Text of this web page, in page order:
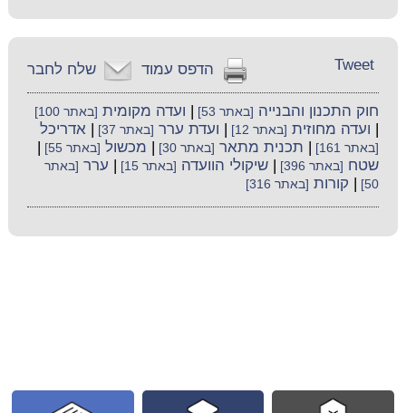
שלח לחבר הדפס עמוד Tweet
חוק התכנון והבנייה [באתר 53] ועדה מקומית [באתר 100]
ועדה מחוזית [באתר 12] ועדת ערר [באתר 37] |אדריכל
[באתר 161] תכנית מתאר [באתר 30] מכשול [באתר 55]
שטח [באתר 396] |שיקולי הוועדה [באתר 15] ערר [באתר
50]
קורות [באתר 316]